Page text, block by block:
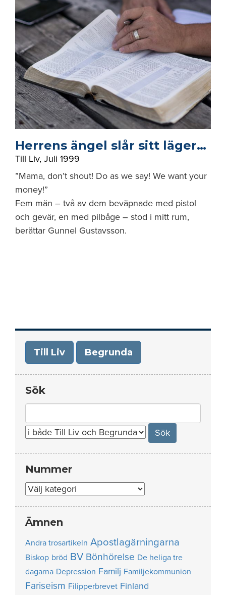
Herrens ängel slår sitt läger…
Till Liv, Juli 1999
”Mama, don’t shout! Do as we say! We want your
money!”
Fem män – två av dem beväpnade med pistol
och gevär, en med pilbåge – stod i mitt rum,
berättar Gunnel Gustavsson.
Till Liv Begrunda
Sök
for:
Nummer
Nummer
Ämnen
Andra trosartikeln Apostlagärningarna
Biskop bröd BV Bönhörelse De heliga tre
dagarna Depression Familj Familjekommunion
Fariseism Filipperbrevet Finland